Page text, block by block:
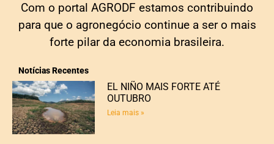
Com o portal AGRODF estamos contribuindo
para que o agronegócio continue a ser o mais
forte pilar da economia brasileira.
Notícias Recentes
EL NIÑO MAIS FORTE ATÉ
OUTUBRO
Leia mais »